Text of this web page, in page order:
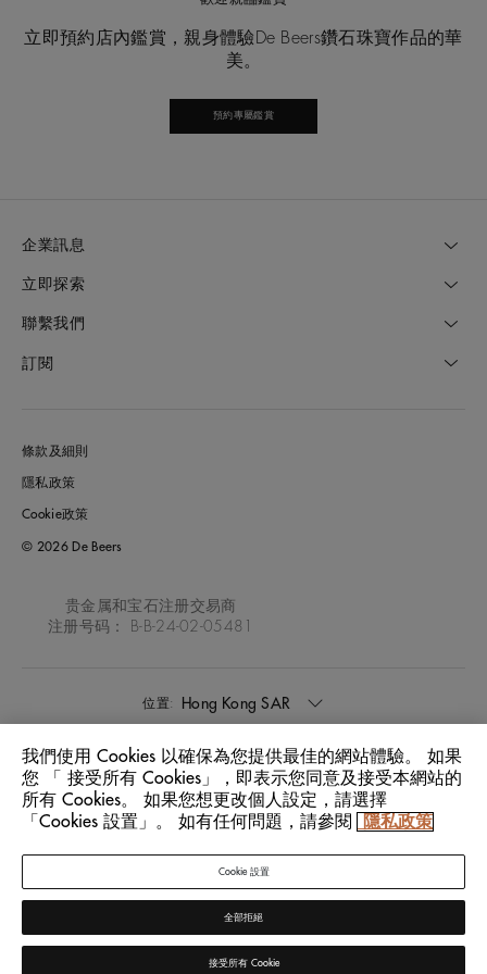
立即預約店內鑑賞，親身體驗De Beers鑽石珠寶作品的華
美。
預約專屬鑑賞
企業訊息
立即探索
聯繫我們
訂閱
條款及細則
隱私政策
Cookie政策
© 2026 De Beers
贵金属和宝石注册交易商
注册号码： B-B-24-02-05481
位置: Hong Kong SAR
語言: 中文
我們使用 Cookies 以確保為您提供最佳的網站體驗。 如果
您 「 接受所有 Cookies」，即表示您同意及接受本網站的
所有 Cookies。 如果您想更改個人設定，請選擇
「Cookies 設置」。 如有任何問題，請參閱
隱私政策
Cookie 設置
全部拒絕
接受所有 Cookie